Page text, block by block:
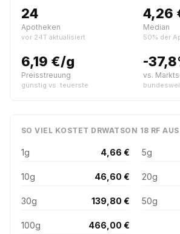
24
Apotheken
vor 24T aktualisiert
4,26
Median
50% der
6,19 €/g
Preisstreuung
günstig vs. teuerste
-
vs.
SO VIEL KOSTET DRWATSON 18 RF
1g 4,66 € 5g
10g 46,60 € 20g
30g 139,80 € 50g
100g 466,00 €